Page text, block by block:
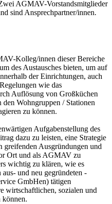
AGMAV-Vorstandsmitglieder
sind Ansprechpartner/innen.
Kolleg/innen dieser Bereiche
des Austausches bieten, um auf
der Einrichtungen, auch
wie das
Auflösung von Großküchen
Wohngruppen / Stationen
zu können.
Aufgabenstellung des
dazu zu leisten, eine Strategie
greifenden Ausgründungen und
Ort und als AGMAV zu
wichtig zu klären, wie es
und neu gegründeten -
GmbHen) tätigen
wirtschaftlichen, sozialen und
können.